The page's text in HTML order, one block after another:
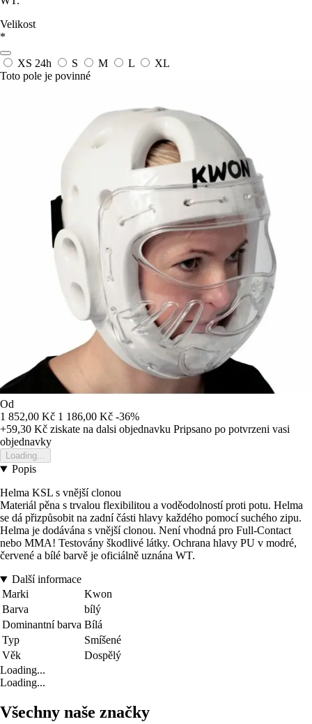
Velikost
*
XS 24h S M L
XL
Toto pole je povinné
Od
1 852,00 Kč 1 186,00 Kč -36%
+59,30 Kč ziskate na dalsi objednavku Pripsano po potvrzeni vasi
objednavky
Loading...
Popis
Helma KSL s vnější clonou
Materiál pěna s trvalou flexibilitou a voděodolností proti potu. Helma
se dá přizpůsobit na zadní části hlavy každého pomocí suchého zipu.
Helma je dodávána s vnější clonou. Není vhodná pro Full-Contact
nebo MMA! Testovány škodlivé látky. Ochrana hlavy PU v modré,
červené a bílé barvě je oficiálně uznána WT.
Další informace
Marki
Kwon
Barva
bílý
Dominantní barva Bílá
Typ
Smíšené
Věk
Dospělý
Loading...
Loading...
Všechny naše značky